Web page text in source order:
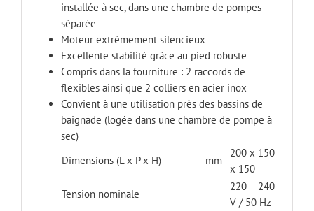
installée à sec, dans une chambre de pompes
séparée
Moteur extrêmement silencieux
Excellente stabilité grâce au pied robuste
Compris dans la fourniture : 2 raccords de
flexibles ainsi que 2 colliers en acier inox
Convient à une utilisation près des bassins de
baignade (logée dans une chambre de pompe à
sec)
Dimensions (L x P x H)
mm
200 x 150
x 150
Tension nominale
220 – 240
V / 50 Hz